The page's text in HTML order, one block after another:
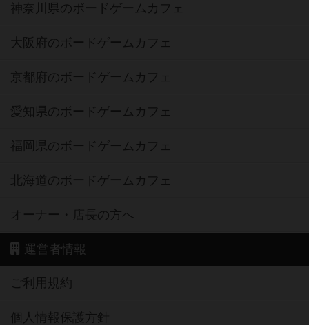
神奈川県のボードゲームカフェ
大阪府のボードゲームカフェ
京都府のボードゲームカフェ
愛知県のボードゲームカフェ
福岡県のボードゲームカフェ
北海道のボードゲームカフェ
オーナー・店長の方へ
運営者情報
ご利用規約
個人情報保護方針